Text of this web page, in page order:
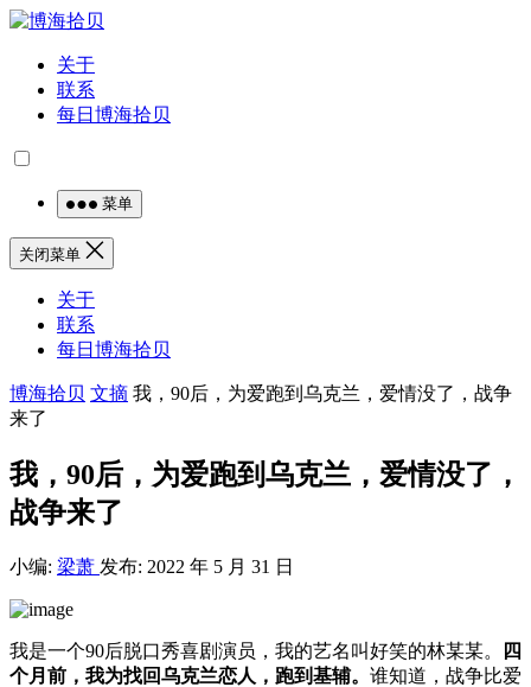
关于
联系
每日博海拾贝
菜单
关闭菜单
关于
联系
每日博海拾贝
博海拾贝 文摘 我，90后，为爱跑到乌克兰，爱情没了，战争
来了
我，90后，为爱跑到乌克兰，爱情没了，
战争来了
小编: 梁萧 发布: 2022 年 5 月 31 日
我是一个90后脱口秀喜剧演员，我的艺名叫好笑的林某某。
四
个月前，我为找回乌克兰恋人，跑到基辅。 谁知道，战争比爱